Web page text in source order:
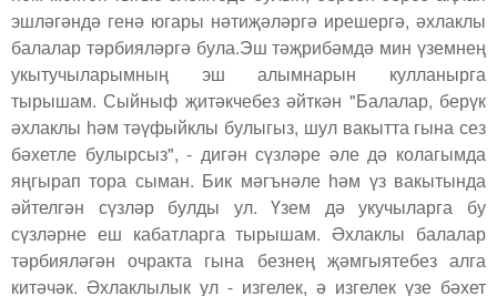
эшләгәндә генә югары нәтиҗәләргә ирешергә, әхлаклы
балалар тәрбияләргә була.Эш тәҗрибәмдә мин үземнең
укытучыларымның эш алымнарын кулланырга
тырышам. Сыйныф җитәкчебез әйткән "Балалар, берүк
әхлаклы һәм тәүфыйклы булыгыз, шул вакытта гына сез
бәхетле булырсыз", - дигән сүзләре әле дә колагымда
яңгырап тора сыман. Бик мәгънәле һәм үз вакытында
әйтелгән сүзләр булды ул. Үзем дә укучыларга бу
сүзләрне еш кабатларга тырышам. Әхлаклы балалар
тәрбияләгән очракта гына безнең җәмгыятебез алга
китәчәк. Әхлаклылык ул - изгелек, ә изгелек үзе бәхет